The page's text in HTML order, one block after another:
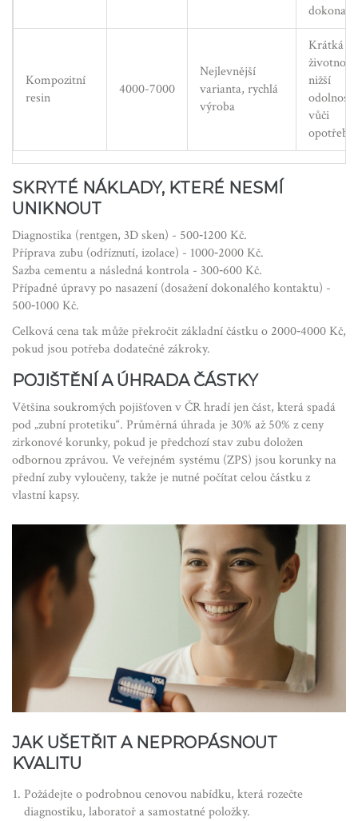
dokonalý
Kompozitní
resin
4000-7000
Nejlevnější
varianta, rychlá
výroba
Krátká
životnost,
nižší
odolnost
vůči
SKRYTÉ NÁKLADY, KTERÉ NESMÍ
UNIKNOUT
Diagnostika (rentgen, 3D sken) - 500‑1200 Kč.
Příprava zubu (odříznutí, izolace) - 1000‑2000 Kč.
Sazba cementu a následná kontrola - 300‑600 Kč.
Případné úpravy po nasazení (dosažení dokonalého kontaktu) -
500‑1000 Kč.
Celková cena tak může překročit základní částku o 2000‑4000 Kč,
pokud jsou potřeba dodatečné zákroky.
POJIŠTĚNÍ A ÚHRADA ČÁSTKY
Většina soukromých pojišťoven v ČR hradí jen část, která spadá
pod „zubní protetiku“. Průměrná úhrada je 30% až 50% z ceny
zirkonové korunky, pokud je předchozí stav zubu doložen
odbornou zprávou. Ve veřejném systému (ZPS) jsou korunky na
přední zuby vyloučeny, takže je nutné počítat celou částku z
vlastní kapsy.
JAK UŠETŘIT A NEPROPÁSNOUT
KVALITU
Požádejte o podrobnou cenovou nabídku, která rozečte
diagnostiku, laboratoř a samostatné položky.